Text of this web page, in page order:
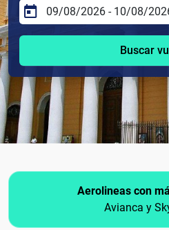
Buscar
Aerolineas con
Avianca y